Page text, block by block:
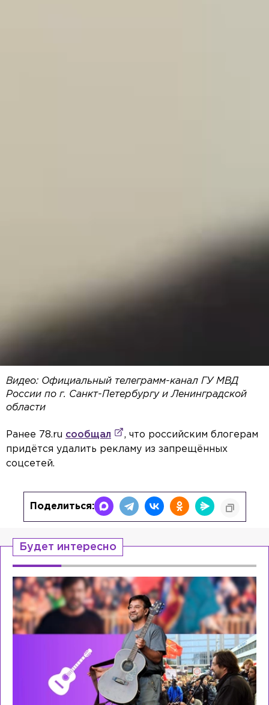
Видео: Официальный телеграмм-канал ГУ МВД
России по г. Санкт-Петербургу и Ленинградской
области
Ранее 78.ru сообщал
, что российским блогерам
придётся удалить рекламу из запрещённых
соцсетей.
Поделиться:
Будет интересно